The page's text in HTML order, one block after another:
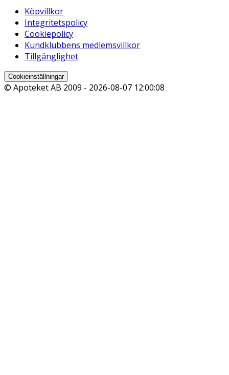
Köpvillkor
Integritetspolicy
Cookiepolicy
Kundklubbens medlemsvillkor
Tillgänglighet
Cookieinställningar
© Apoteket AB 2009 - 2026-08-07 12:00:08